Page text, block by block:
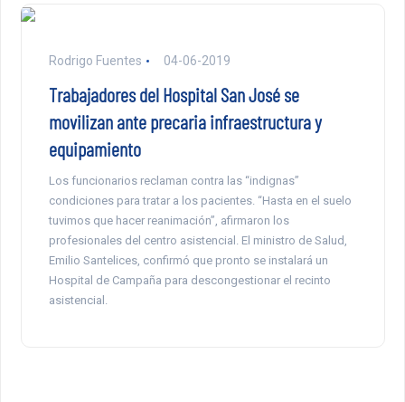
Rodrigo Fuentes 04-06-2019
Trabajadores del Hospital San José se
movilizan ante precaria infraestructura y
equipamiento
Los funcionarios reclaman contra las “indignas”
condiciones para tratar a los pacientes. “Hasta en el suelo
tuvimos que hacer reanimación”, afirmaron los
profesionales del centro asistencial. El ministro de Salud,
Emilio Santelices, confirmó que pronto se instalará un
Hospital de Campaña para descongestionar el recinto
asistencial.